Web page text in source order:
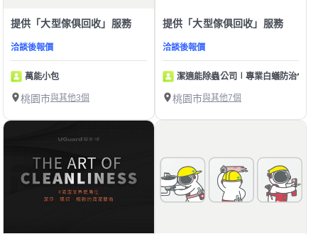
提供「大型傢俱回收」服務
洽談後報價
萬能小包
桃園市與其他3個
提供「大型傢俱回收」服務
洽談後報價
潔適能除蟲公司∣專業白蟻防治*居
桃園市與其他7個